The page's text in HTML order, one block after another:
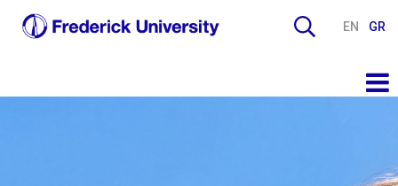
EN GR